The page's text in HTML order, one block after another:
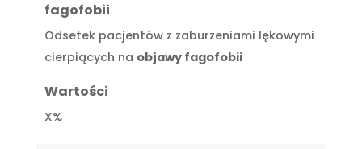
fagofobii
Odsetek pacjentów z zaburzeniami lękowymi
cierpiących na objawy fagofobii
Wartości
X%